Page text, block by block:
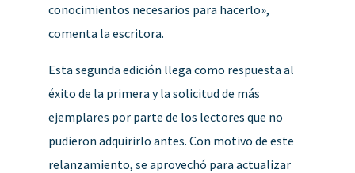
conocimientos necesarios para hacerlo»,
comenta la escritora.
Esta segunda edición llega como respuesta al
éxito de la primera y la solicitud de más
ejemplares por parte de los lectores que no
pudieron adquirirlo antes. Con motivo de este
relanzamiento, se aprovechó para actualizar